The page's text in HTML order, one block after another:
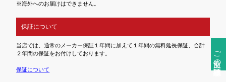
ご注文前の確認事項
※海外へのお届けはできません。
保証について
当店では、通常のメーカー保証１年間に加えて１年間の無料延長保証、合計
２年間の保証をお付けしております。
保証について